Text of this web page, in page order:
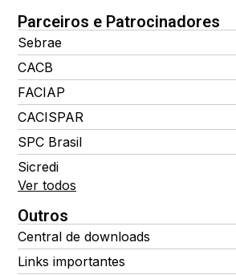
Parceiros e Patrocinadores
Sebrae
CACB
FACIAP
CACISPAR
SPC Brasil
Sicredi
Ver todos
Outros
Central de downloads
Links importantes